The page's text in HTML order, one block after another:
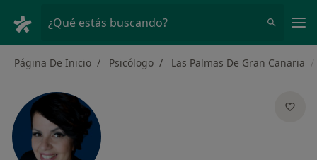
¿Qué estás buscando?
Página De Inicio Psicólogo Las Palmas De Gran Canaria